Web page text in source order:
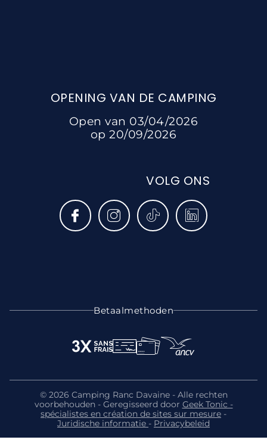
OPENING VAN DE CAMPING
Open van 03/04/2026
op 20/09/2026
VOLG ONS
Betaalmethoden
© 2026 Camping Ranc Davaine - Alle rechten
voorbehouden - Geregisseerd door Geek Tonic -
spécialistes en création de sites sur mesure -
Juridische informatie - Privacybeleid